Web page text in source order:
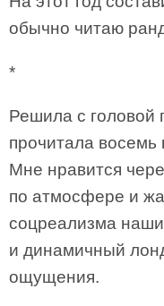
обычно читаю
*
Решила с головой
прочитала восемь
Мне нравится
по атмосфере и
соцреализма
и динамичный
ощущения.